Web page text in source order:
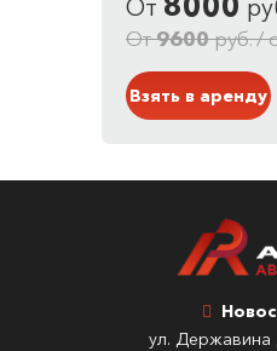
Кузов:
Белый
От
От9600руб. /
Взять в аренду
ул. Державина